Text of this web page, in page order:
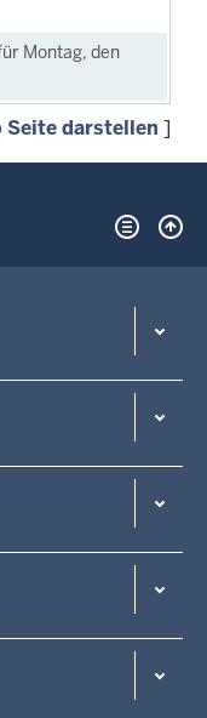
Montag, den
Seite darstellen ]